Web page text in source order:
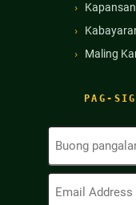
PAG-
Maling